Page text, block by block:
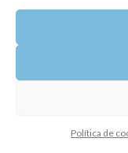
Política de